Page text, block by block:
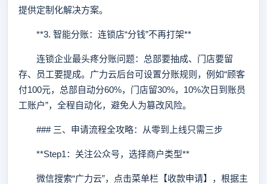
提供定制化解决方案。
**3. 智能分账：连锁店“分钱”不再打架**
连锁企业最头疼分账问题：总部要抽成、门店要留
存、员工要提成。广力云后台可设置分账规则，例如“顾客
付100元，总部自动分60%，门店留30%，10%次日到账员
工账户”，全程自动化，避免人为篡改风险。
### 三、申请流程全攻略：从零到上线只需三步
**Step1：关注公众号，选择商户类型**
微信搜索“广力云”，点击菜单栏【收款申请】，根据主